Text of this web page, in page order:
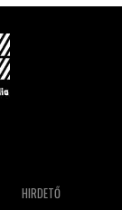
HIRDETŐ